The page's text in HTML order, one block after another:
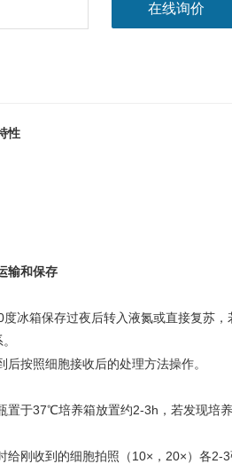
在线询价
性
输和保存
度冰箱保存过夜后转入液氮或直接复苏
后按照细胞接收后的处理方法操作。
置于37℃培养箱放置约2-3h，若发现培
给刚收到的细胞拍照（10×，20×）各2-